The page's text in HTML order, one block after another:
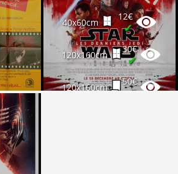
40x60cm
12€
✔
120x160cm
30€
✔
120x160cm
50€
✔